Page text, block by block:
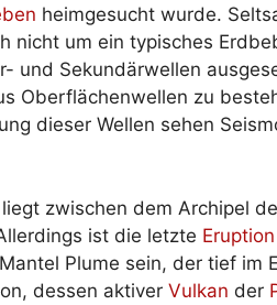
heimgesucht wurde.
nicht um ein typisches
und Sekundärwellen
Oberflächenwellen zu
dieser Wellen sehen
zwischen dem Archipel
ist die letzte Eruption
Plume sein, der tief im
dessen aktiver Vulkan der